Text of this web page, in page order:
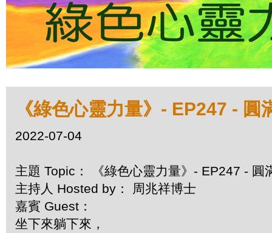
《綠色心靈力量》- EP247 -
2022-07-04
主題 Topic： 《綠色心靈力量》- EP247 - 圓
主持人 Hosted by： 周兆祥博士
嘉賓 Guest：
坐下來躺下來，